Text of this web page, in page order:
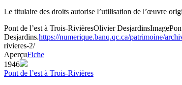
Le titulaire des droits autorise l’utilisation de l’œuvre
Pont de l’est à Trois-RivièresOlivier DesjardinsImage
Desjardins.https://numerique.banq.qc.ca/patrimoine/
rivieres-2/
AperçuFiche
1946
Pont de l’est à Trois-Rivières